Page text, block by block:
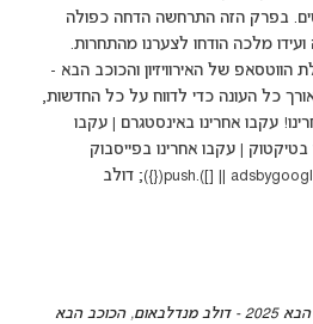
בפרק הזה התרחשה הדחה כפולה
מלכה הודחו לצערנו מהתחרות.
של האירוויזיון והכוכב הבא -
כל העונה כדי לדווח על כל החדשות,
עקבו אחרינו באינסטגרם | עקבו
בטיקטוק | עקבו אחרינו בפייסבוק
(adsbygoogle = window.adsbygoogle || []).push({}); דולב
מנדלבאום ,הכוכב הבא